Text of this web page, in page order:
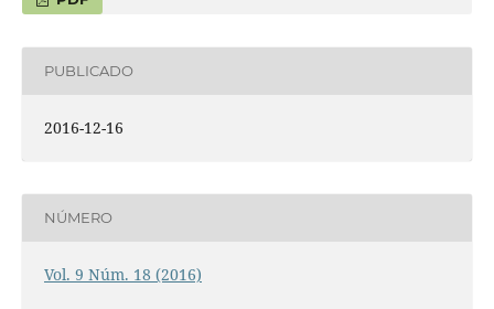
PUBLICADO
2016-12-16
NÚMERO
Vol. 9 Núm. 18 (2016)